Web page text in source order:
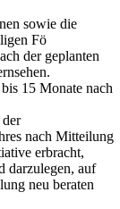
sowie die
Fö
der geplanten
15 Monate nach
nach Mitteilung
erbracht,
darzulegen, auf
neu beraten